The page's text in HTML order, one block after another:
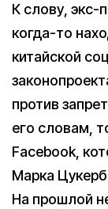
К слову,
когда-то
китайской
против
его словам,
Facebook,
Марка
На прошлой